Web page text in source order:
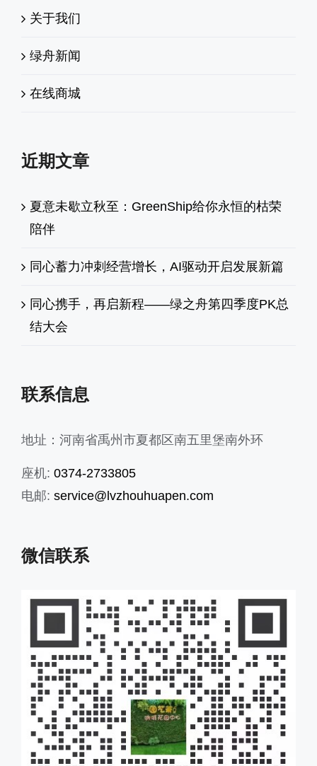
关于我们
绿舟新闻
在线商城
近期文章
夏意未歇立秋至：GreenShip给你永恒的枯荣
陪伴
同心蓄力冲刺经营增长，AI驱动开启发展新篇
同心携手，再启新程——绿之舟第四季度PK总
结大会
联系信息
地址：河南省禹州市夏都区南五里堡南外环
座机: 0374-2733805
电邮: service@lvzhouhuapen.com
微信联系